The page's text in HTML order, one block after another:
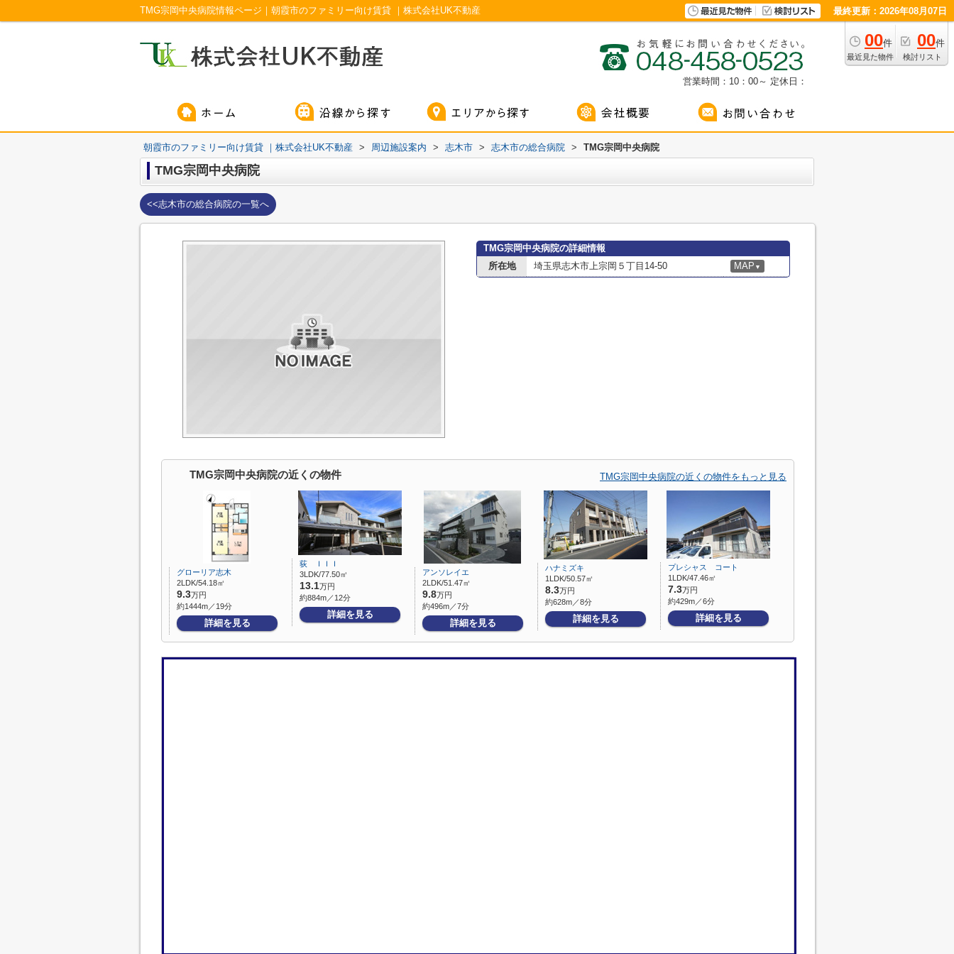
TMG宗岡中央病院情報ページ｜朝霞市のファミリー向け賃貸 ｜株式会社UK不動産 最終更新：2026年08月07日
00件
最近見た物件
00件
検討リスト
営業時間：10：00～ 定休日：
朝霞市のファミリー向け賃貸 ｜株式会社UK不動産 > 周辺施設案内 > 志木市 > 志木市の総合病院 > TMG宗岡中央病院
TMG宗岡中央病院
<<志木市の総合病院の一覧へ
TMG宗岡中央病院の詳細情報
所在地
埼玉県志木市上宗岡５丁目14-50 MAP ▼
TMG宗岡中央病院の近くの物件 TMG宗岡中央病院の近くの物件をもっと見る
グローリア志木
2LDK/54.18㎡
9.3万円
約1444m／19分
詳細を見る
荻 ＩＩＩ
3LDK/77.50㎡
13.1万円
約884m／12分
詳細を見る
アンソレイエ
2LDK/51.47㎡
9.8万円
約496m／7分
詳細を見る
ハナミズキ
1LDK/50.57㎡
8.3万円
約628m／8分
詳細を見る
プレシャス コート
1LDK/47.46㎡
7.3万円
約429m／6分
詳細を見る